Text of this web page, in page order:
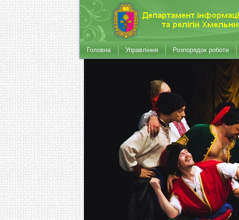
Головна Управління Розпорядок роботи